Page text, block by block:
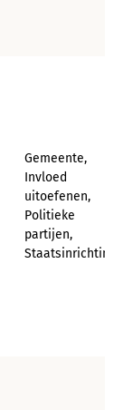
Gemeente,
Invloed
uitoefenen,
Politieke
partijen,
Staatsinrichting